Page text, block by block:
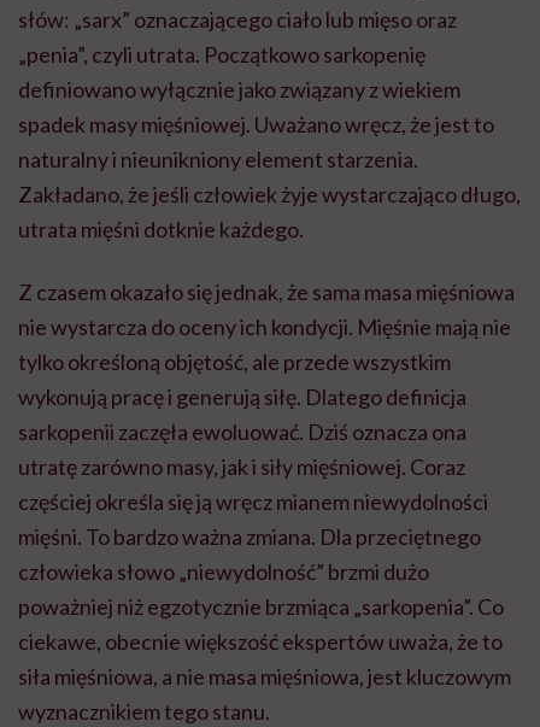
słów: „sarx” oznaczającego ciało lub mięso oraz
„penia”, czyli utrata. Początkowo sarkopenię
definiowano wyłącznie jako związany z wiekiem
spadek masy mięśniowej. Uważano wręcz, że jest to
naturalny i nieunikniony element starzenia.
Zakładano, że jeśli człowiek żyje wystarczająco długo,
utrata mięśni dotknie każdego.
Z czasem okazało się jednak, że sama masa mięśniowa
nie wystarcza do oceny ich kondycji. Mięśnie mają nie
tylko określoną objętość, ale przede wszystkim
wykonują pracę i generują siłę. Dlatego definicja
sarkopenii zaczęła ewoluować. Dziś oznacza ona
utratę zarówno masy, jak i siły mięśniowej. Coraz
częściej określa się ją wręcz mianem niewydolności
mięśni. To bardzo ważna zmiana. Dla przeciętnego
człowieka słowo „niewydolność” brzmi dużo
poważniej niż egzotycznie brzmiąca „sarkopenia”. Co
ciekawe, obecnie większość ekspertów uważa, że to
siła mięśniowa, a nie masa mięśniowa, jest kluczowym
wyznacznikiem tego stanu.